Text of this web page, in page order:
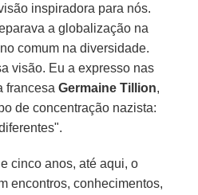
inspiradora para nós.
a globalização na
comum na diversidade.
visão. Eu a expresso nas
francesaGermaine Tillion,
de concentração nazista:
cinco anos, até aqui, o
encontros, conhecimentos,